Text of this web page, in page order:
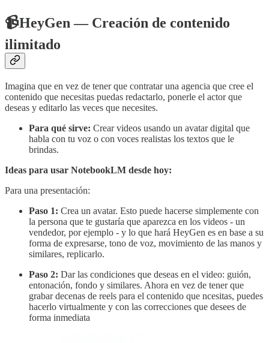
📹HeyGen — Creación de contenido
ilimitado
Imagina que en vez de tener que contratar una agencia que cree el
contenido que necesitas puedas redactarlo, ponerle el actor que
deseas y editarlo las veces que necesites.
Para qué sirve: Crear videos usando un avatar digital que
habla con tu voz o con voces realistas los textos que le
brindas.
Ideas para usar NotebookLM desde hoy:
Para una presentación:
Paso 1: Crea un avatar. Esto puede hacerse simplemente con
la persona que te gustaría que aparezca en los videos - un
vendedor, por ejemplo - y lo que hará HeyGen es en base a su
forma de expresarse, tono de voz, movimiento de las manos y
similares, replicarlo.
Paso 2: Dar las condiciones que deseas en el video: guión,
entonación, fondo y similares. Ahora en vez de tener que
grabar decenas de reels para el contenido que ncesitas, puedes
hacerlo virtualmente y con las correcciones que desees de
forma inmediata